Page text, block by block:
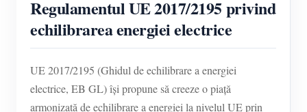
Regulamentul UE 2017/2195 privind
echilibrarea energiei electrice
UE 2017/2195 (Ghidul de echilibrare a energiei
electrice, EB GL) își propune să creeze o piață
armonizată de echilibrare a energiei la nivelul UE prin